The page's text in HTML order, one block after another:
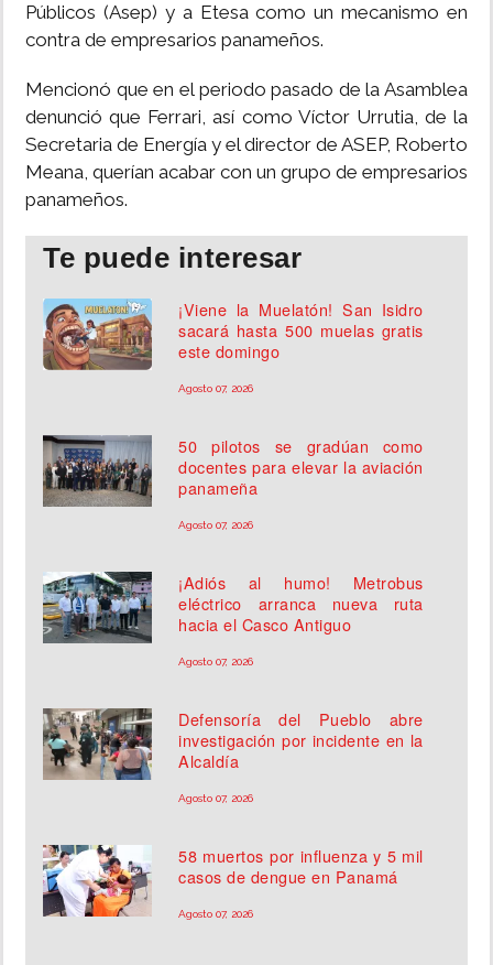
Públicos (Asep) y a Etesa como un mecanismo en
contra de empresarios panameños.
Mencionó que en el periodo pasado de la Asamblea
denunció que Ferrari, así como Víctor Urrutia, de la
Secretaria de Energía y el director de ASEP, Roberto
Meana, querían acabar con un grupo de empresarios
panameños.
Te puede interesar
¡Viene la Muelatón! San Isidro
sacará hasta 500 muelas gratis
este domingo
Agosto 07, 2026
50 pilotos se gradúan como
docentes para elevar la aviación
panameña
Agosto 07, 2026
¡Adiós al humo! Metrobus
eléctrico arranca nueva ruta
hacia el Casco Antiguo
Agosto 07, 2026
Defensoría del Pueblo abre
investigación por incidente en la
Alcaldía
Agosto 07, 2026
58 muertos por influenza y 5 mil
casos de dengue en Panamá
Agosto 07, 2026